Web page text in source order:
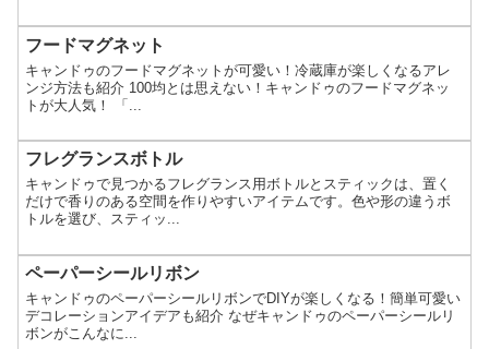
フードマグネット
キャンドゥのフードマグネットが可愛い！冷蔵庫が楽しくなるアレ
ンジ方法も紹介 100均とは思えない！キャンドゥのフードマグネッ
トが大人気！ 「...
フレグランスボトル
キャンドゥで見つかるフレグランス用ボトルとスティックは、置く
だけで香りのある空間を作りやすいアイテムです。色や形の違うボ
トルを選び、スティッ...
ペーパーシールリボン
キャンドゥのペーパーシールリボンでDIYが楽しくなる！簡単可愛い
デコレーションアイデアも紹介 なぜキャンドゥのペーパーシールリ
ボンがこんなに...